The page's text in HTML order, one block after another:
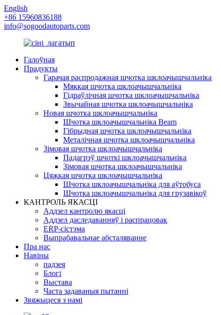
English
+86 15960836188
info@sogoodautoparts.com
Галоўная
Прадукты
Гарачая распродажная шчотка шклоачышчальніка
Мяккая шчотка шклоачышчальніка
Гідраўлічная шчотка шклоачышчальніка
Звычайная шчотка шклоачышчальніка
Новая шчотка шклоачышчальніка
Шчотка шклоачышчальніка Beam
Гібрыдная шчотка шклоачышчальніка
Металічная шчотка шклоачышчальніка
Зімовая шчотка шклоачышчальніка
Падагрэў шчоткі шклоачышчальніка
Зімовая шчотка шклоачышчальніка
Цяжкая шчотка шклоачышчальніка
Шчотка шклоачышчальніка для аўтобуса
Шчотка шклоачышчальніка для грузавікоў
КАНТРОЛЬ ЯКАСЦІ
Аддзел кантролю якасці
Аддзел даследаванняў і распрацовак
ERP-сістэма
Выпрабавальнае абсталяванне
Пра нас
Навіны
падзея
Блогі
Выстава
Часта задаваныя пытанні
Звяжыцеся з намі